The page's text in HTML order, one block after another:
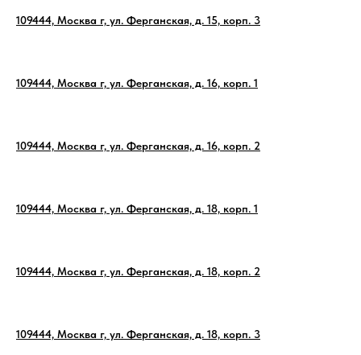
109444, Москва г, ул. Ферганская, д. 15, корп. 3
109444, Москва г, ул. Ферганская, д. 16, корп. 1
109444, Москва г, ул. Ферганская, д. 16, корп. 2
109444, Москва г, ул. Ферганская, д. 18, корп. 1
109444, Москва г, ул. Ферганская, д. 18, корп. 2
109444, Москва г, ул. Ферганская, д. 18, корп. 3